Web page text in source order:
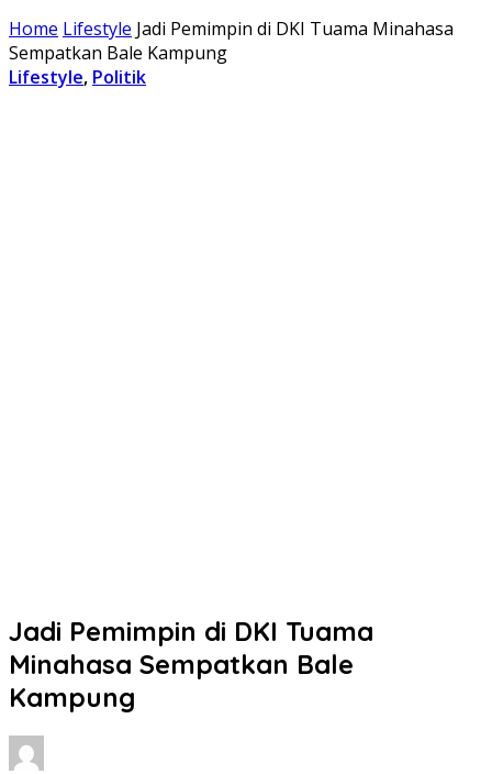
Home Lifestyle Jadi Pemimpin di DKI Tuama Minahasa
Sempatkan Bale Kampung
Lifestyle, Politik
Jadi Pemimpin di DKI Tuama
Minahasa Sempatkan Bale
Kampung